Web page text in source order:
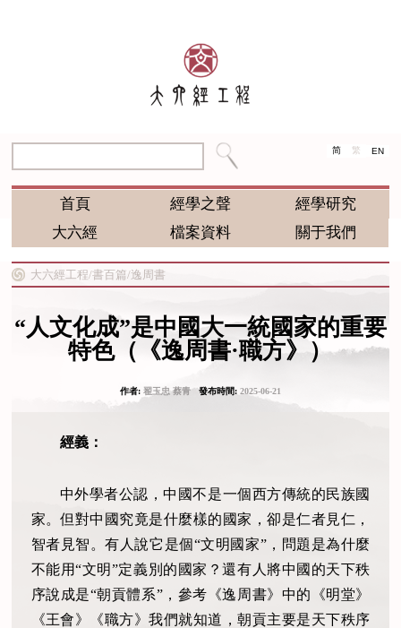
简 繁 EN
首頁 經學之聲
經學研究
大六經
檔案資料 關于我們
大六經工程/書百篇/逸周書
“人文化成”是中國大一統國家的重要
特色（《逸周書·職方》）
作者: 翟玉忠 蔡青發布時間: 2025-06-21
經義：
中外學者公認，中國不是一個西方傳統的民族國
家。但對中國究竟是什麼樣的國家，卻是仁者見仁，
智者見智。有人說它是個“文明國家”，問題是為什麼
不能用“文明”定義別的國家？還有人將中國的天下秩
序說成是“朝貢體系”，參考《逸周書》中的《明堂》
《王會》《職方》我們就知道，朝貢主要是天下秩序